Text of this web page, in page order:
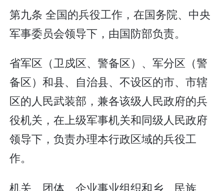
第九条 全国的兵役工作，在国务院、中央
军事委员会领导下，由国防部负责。
省军区（卫戍区、警备区）、军分区（警
备区）和县、自治县、不设区的市、市辖
区的人民武装部，兼各该级人民政府的兵
役机关，在上级军事机关和同级人民政府
领导下，负责办理本行政区域的兵役工
作。
机关、团体、企业事业组织和乡、民族